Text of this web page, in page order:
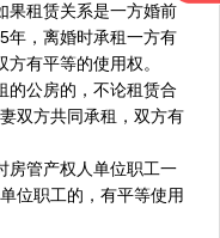
果租赁关系是一方婚前
年，离婚时承租一方有
有平等的使用权。
的公房的，不论租赁合
双方共同承租，双方有
房管产权人单位职工一
位职工的，有平等使用